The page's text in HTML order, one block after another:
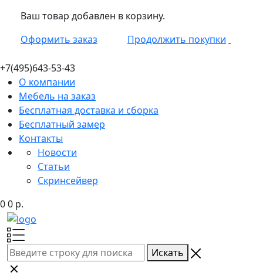
Ваш товар добавлен в корзину.
Оформить заказ
Продолжить покупки
+7(495)643-53-43
О компании
Мебель на заказ
Бесплатная доставка и сборка
Бесплатный замер
Контакты
Новости
Статьи
Скринсейвер
00 р.
Искать